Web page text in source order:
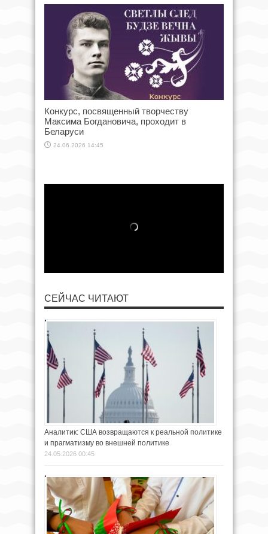
Конкурс, посвященный творчеству
Максима Богдановича, проходит в
Беларуси
24.06.2026 14:45
СЕЙЧАС ЧИТАЮТ
Аналитик: США возвращаются к реальной политике
и прагматизму во внешней политике
24.05.2026 00:45